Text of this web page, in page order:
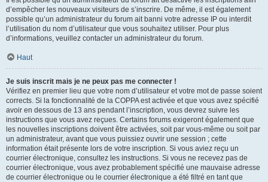
d’empêcher les nouveaux visiteurs de s’inscrire. De même, il est également
possible qu’un administrateur du forum ait banni votre adresse IP ou interdit
l’utilisation du nom d’utilisateur que vous souhaitez utiliser. Pour plus
d’informations, veuillez contacter un administrateur du forum.
Haut
Je suis inscrit mais je ne peux pas me connecter !
Vérifiez en premier lieu que votre nom d’utilisateur et votre mot de passe soient
corrects. Si la fonctionnalité de la COPPA est activée et que vous avez spécifié
avoir en dessous de 13 ans pendant l’inscription, vous devrez suivre les
instructions que vous avez reçues. Certains forums exigeront également que
les nouvelles inscriptions doivent être activées, soit par vous-même ou soit par
un administrateur, avant que vous puissiez ouvrir une session ; cette
information était présente lors de votre inscription. Si vous aviez reçu un
courrier électronique, consultez les instructions. Si vous ne recevez pas de
courrier électronique, vous avez probablement spécifié une mauvaise adresse
de courrier électronique ou le courrier électronique a été filtré en tant que